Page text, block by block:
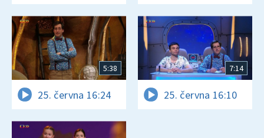
5:38
25. června 16:24
7:14
25. června 16:10